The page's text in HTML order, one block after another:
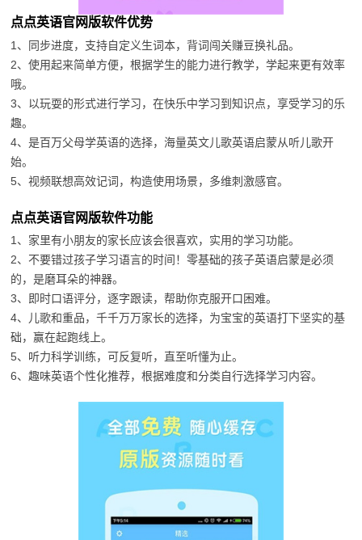
点点英语官网版软件优势
1、同步进度，支持自定义生词本，背词闯关赚豆换礼品。
2、使用起来简单方便，根据学生的能力进行教学，学起来更有效率
哦。
3、以玩耍的形式进行学习，在快乐中学习到知识点，享受学习的乐
趣。
4、是百万父母学英语的选择，海量英文儿歌英语启蒙从听儿歌开
始。
5、视频联想高效记词，构造使用场景，多维刺激感官。
点点英语官网版软件功能
1、家里有小朋友的家长应该会很喜欢，实用的学习功能。
2、不要错过孩子学习语言的时间！零基础的孩子英语启蒙是必须
的，是磨耳朵的神器。
3、即时口语评分，逐字跟读，帮助你克服开口困难。
4、儿歌和重品，千千万万家长的选择，为宝宝的英语打下坚实的基
础，赢在起跑线上。
5、听力科学训练，可反复听，直至听懂为止。
6、趣味英语个性化推荐，根据难度和分类自行选择学习内容。